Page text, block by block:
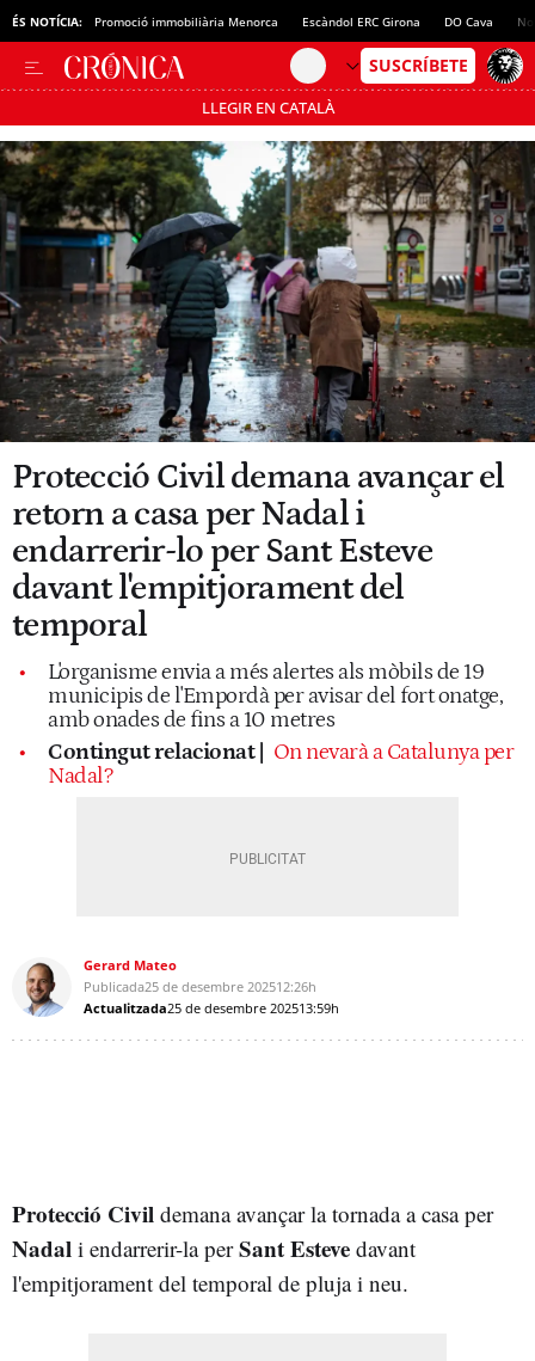
ÉS NOTÍCIA: Promoció immobiliària Menorca Escàndol ERC Girona DO Cava
LLEGIR EN CATALÀ
Passa’t al mode estalvi
Protecció Civil demana avançar el
retorn a casa per Nadal i
endarrerir-lo per Sant Esteve
davant l'empitjorament del
temporal
L'organisme envia a més alertes als mòbils de 19
municipis de l'Empordà per avisar del fort onatge,
amb onades de fins a 10 metres
Contingut relacionat |
On nevarà a Catalunya per
Nadal?
Gerard Mateo
Publicada25 de desembre 202512:26h
Actualitzada25 de desembre 202513:59h
Protecció Civil demana avançar la tornada a casa per
Nadal i endarrerir-la perSant Esteve davant
l'empitjorament del temporal de pluja i neu.